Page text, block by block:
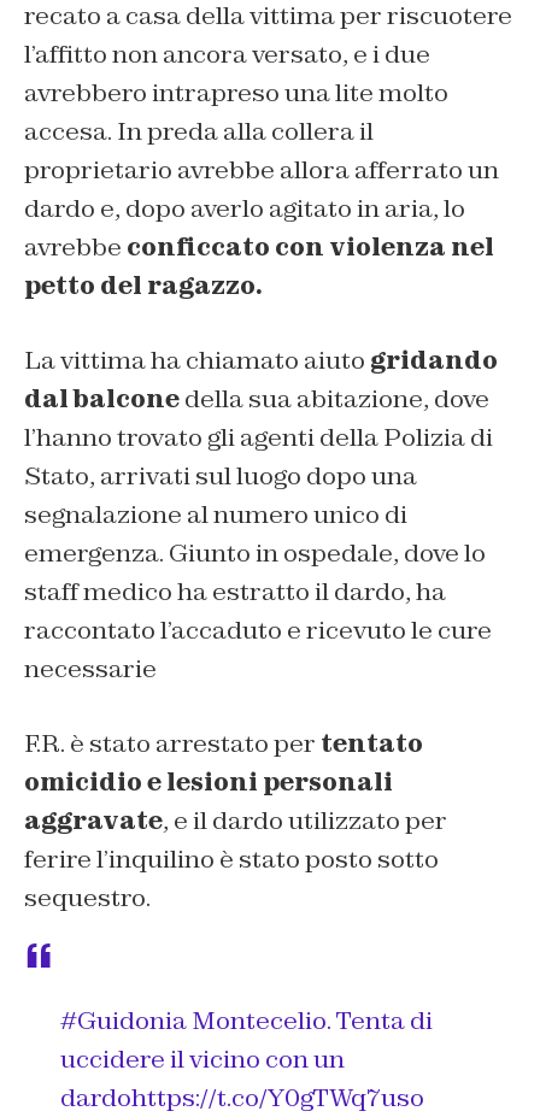
recato a casa della vittima per riscuotere
l’affitto non ancora versato, e i due
avrebbero intrapreso una lite molto
accesa. In preda alla collera il
proprietario avrebbe allora afferrato un
dardo e, dopo averlo agitato in aria, lo
avrebbe conficcato con violenza nel
petto del ragazzo.
La vittima ha chiamato aiuto gridando
dal balconedella sua abitazione, dove
l’hanno trovato gli agenti della Polizia di
Stato, arrivati sul luogo dopo una
segnalazione al numero unico di
emergenza. Giunto in ospedale, dove lo
staff medico ha estratto il dardo, ha
raccontato l’accaduto e ricevuto le cure
necessarie
F.R. è stato arrestato per tentato
omicidio e lesioni personali
aggravate, e il dardo utilizzato per
ferire l’inquilino è stato posto sotto
sequestro.
#GuidoniaMontecelio. Tenta di
uccidere il vicino con un
dardohttps://t.co/Y0gTWq7uso